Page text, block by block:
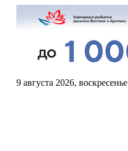
9 августа 2026, воскресенье